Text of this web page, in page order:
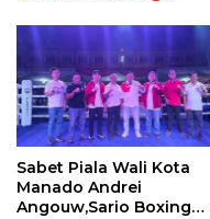
Sabet Piala Wali Kota
Manado Andrei
Angouw,Sario Boxing